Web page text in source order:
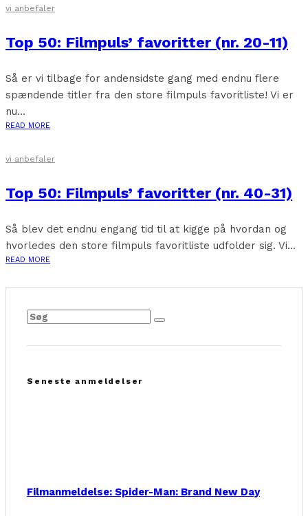
vi anbefaler
Top 50: Filmpuls’ favoritter (nr. 20-11)
Så er vi tilbage for andensidste gang med endnu flere
spændende titler fra den store filmpuls favoritliste! Vi er
nu...
READ MORE
vi anbefaler
Top 50: Filmpuls’ favoritter (nr. 40-31)
Så blev det endnu engang tid til at kigge på hvordan og
hvorledes den store filmpuls favoritliste udfolder sig. Vi...
READ MORE
Seneste anmeldelser
Filmanmeldelse: Spider-Man: Brand New Day